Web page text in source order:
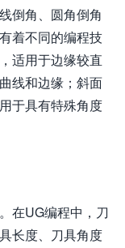
倒角、圆角倒角
着不同的编程技
适用于边缘较直
线和边缘；斜面
于具有特殊角度
在UG编程中，刀
长度、刀具角度